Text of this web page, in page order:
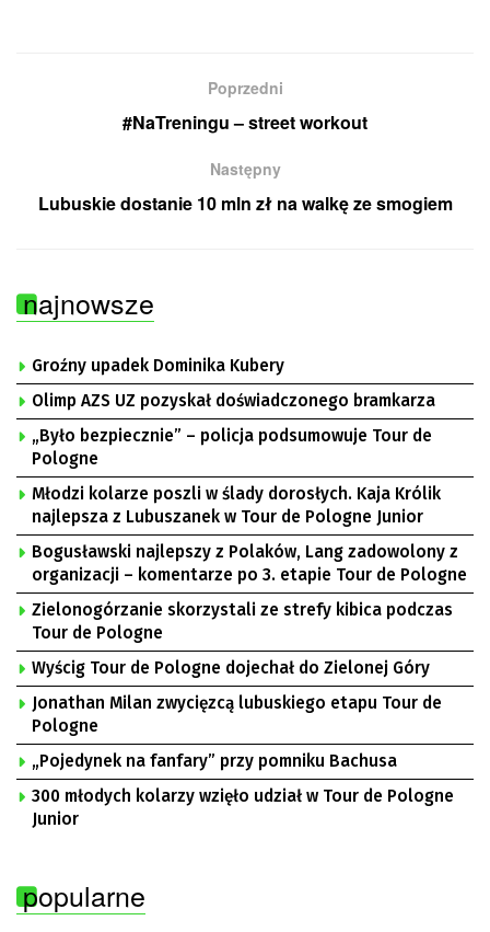
Poprzedni
#NaTreningu – street workout
Następny
Lubuskie dostanie 10 mln zł na walkę ze smogiem
najnowsze
Groźny upadek Dominika Kubery
Olimp AZS UZ pozyskał doświadczonego bramkarza
„Było bezpiecznie” – policja podsumowuje Tour de
Pologne
Młodzi kolarze poszli w ślady dorosłych. Kaja Królik
najlepsza z Lubuszanek w Tour de Pologne Junior
Bogusławski najlepszy z Polaków, Lang zadowolony z
organizacji – komentarze po 3. etapie Tour de Pologne
Zielonogórzanie skorzystali ze strefy kibica podczas
Tour de Pologne
Wyścig Tour de Pologne dojechał do Zielonej Góry
Jonathan Milan zwycięzcą lubuskiego etapu Tour de
Pologne
„Pojedynek na fanfary” przy pomniku Bachusa
300 młodych kolarzy wzięło udział w Tour de Pologne
Junior
popularne